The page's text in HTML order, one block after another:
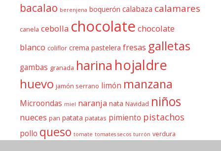
bacalao berenjena boquerón calabaza calamares
canela cebolla chocolate chocolate
blanco coliflor crema pastelera fresas galletas
gambas granada harina hojaldre
huevo jamón serrano limón manzana
Microondas miel naranja nata Navidad niños
nueces pan patata patatas pimiento pistachos
pollo queso tomate tomates secos turrón verdura